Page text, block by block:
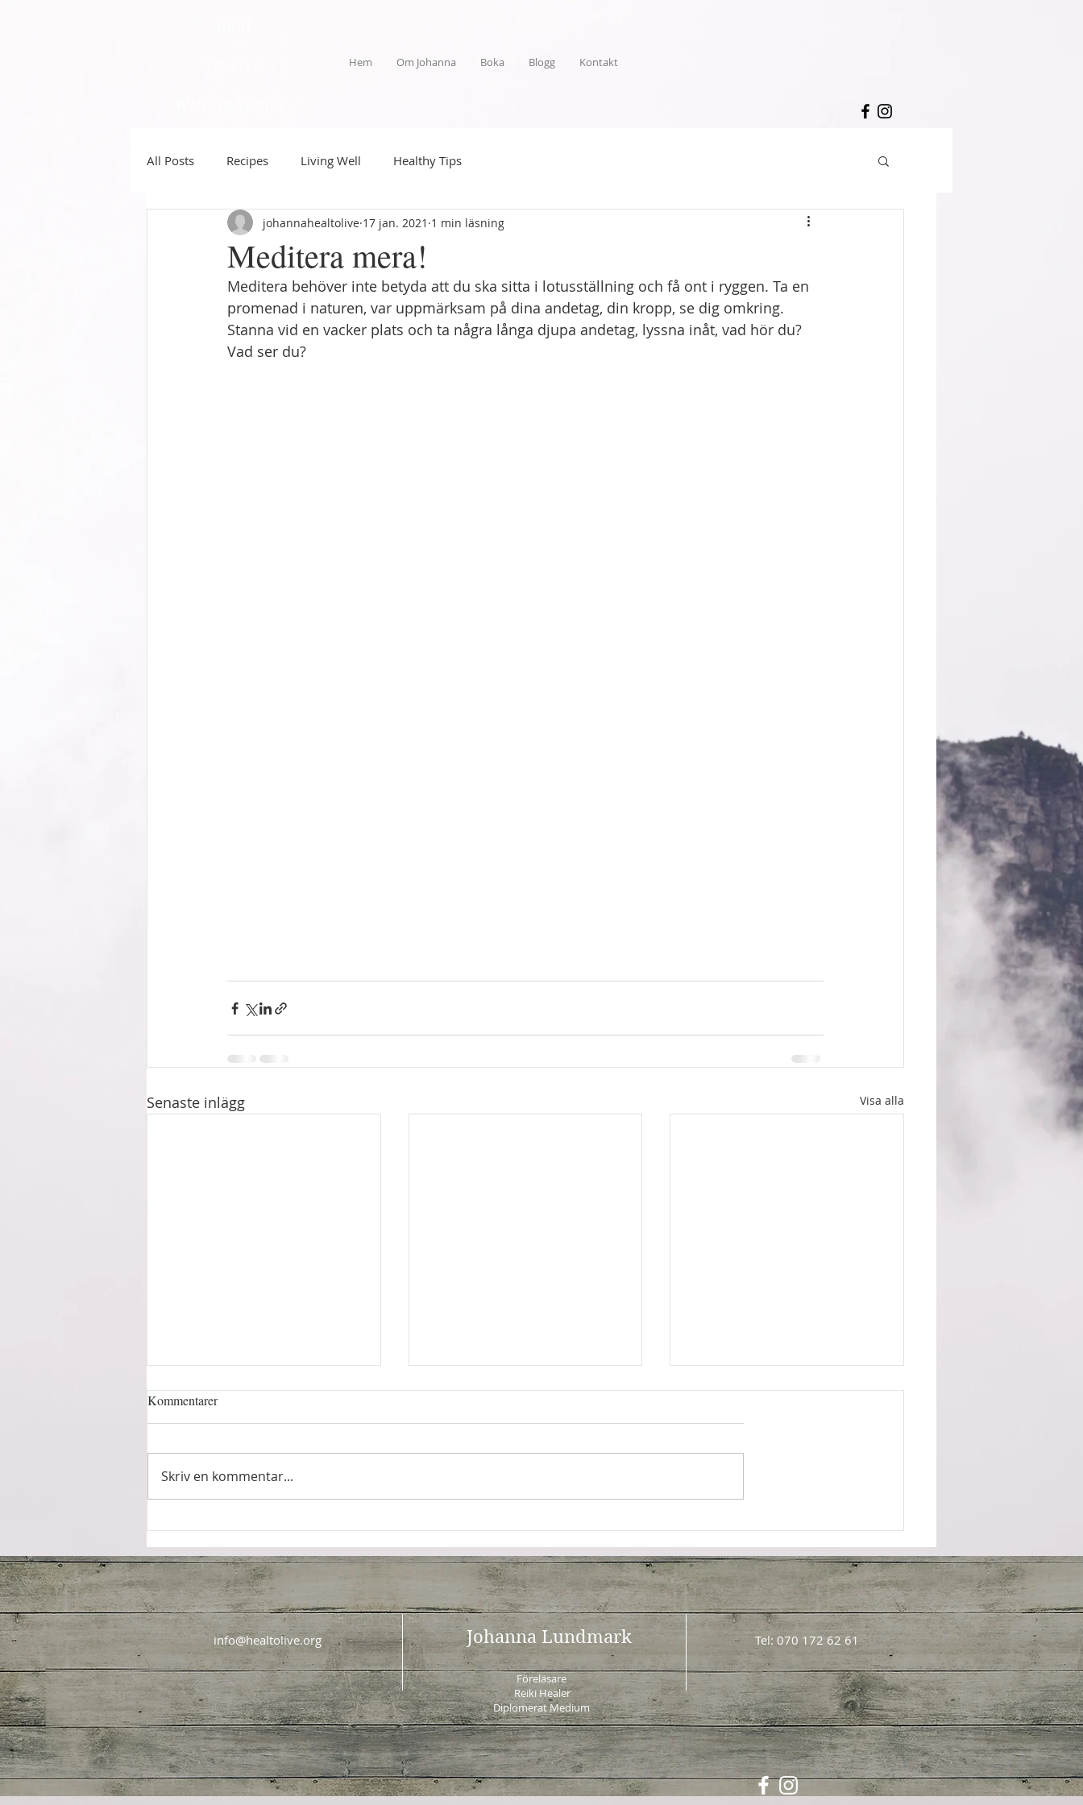
Hem Om Johanna Boka Blogg Kontakt
All Posts Recipes Living Well Healthy Tips
Meditera mera!
johannahealtolive 17 jan. 2021 1 min läsning
Meditera behöver inte betyda att du ska sitta i lotusställning och få ont i ryggen. Ta en
promenad i naturen, var uppmärksam på dina andetag, din kropp, se dig omkring.
Stanna vid en vacker plats och ta några långa djupa andetag, lyssna inåt, vad hör du?
Vad ser du?
Senaste inlägg Visa alla
Retreat 15-17 augusti ✨️
Retreat den 15-17 augusti på
meditationer, gongbad och
trumresor. Nygård ligger...
Föreläser om ptsd och sexuella
övergrepp den 24 oktober,
Hälsans Hus kl: 18:30-21:00
Kommentarer
Skriv en kommentar...
info@healtolive.org Johanna Lundmark
Föreläsare
Reiki Healer
Diplomerat Medium
Tel: 070 172 62 61